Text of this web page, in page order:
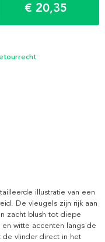
€ 20,35
illustratie van een
De vleugels zijn rijk aan
zacht blush tot diepe
witte accenten langs de
de vlinder direct in het